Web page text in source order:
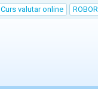
Curs valutar online ROBOR